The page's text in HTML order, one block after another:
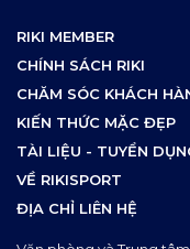
RIKI MEMBER
CHÍNH SÁCH RIKI
CHĂM SÓC KHÁCH
KIẾN THỨC MẶC ĐẸP
TÀI LIỆU - TUYỂN
VỀ RIKISPORT
ĐỊA CHỈ LIÊN HỆ